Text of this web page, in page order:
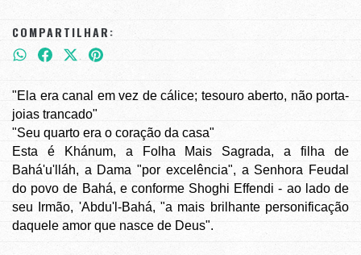
COMPARTILHAR:
"Ela era canal em vez de cálice; tesouro aberto, não porta-
joias trancado"
"Seu quarto era o coração da casa"
Esta é Khánum, a Folha Mais Sagrada, a filha de
Bahá'u'lláh, a Dama "por excelência", a Senhora Feudal
do povo de Bahá, e conforme Shoghi Effendi - ao lado de
seu Irmão, 'Abdu'l-Bahá, "a mais brilhante personificação
daquele amor que nasce de Deus".